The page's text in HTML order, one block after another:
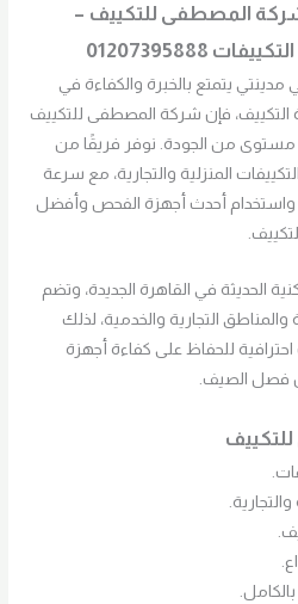
المصطفى للتكييف –
01207395888
يتمتع بالخبرة والكفاءة في
التكييف، فإن شركة المصطفى للتكييف
مستوى من الجودة. نوفر فريقًا من
المنزلية والتجارية، مع سرعة
واستخدام أحدث أجهزة الفحص وأفضل
الحديثة في القاهرة الجديدة، وتضم
التجارية والخدمية، لذلك
للحفاظ على كفاءة أجهزة
فصل الصيف.